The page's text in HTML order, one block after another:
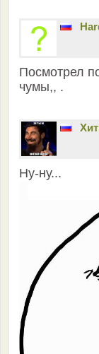
Посмотрел
чумы,, .
Ну-ну...